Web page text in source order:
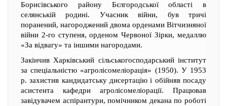
Борисівського району Бєлгородської області в
селянській родині. Учасник війни, був тричі
поранений, нагороджений двома орденами Вітчизняної
війни 2-го ступеня, орденом Червоної Зірки, медаллю
«За відвагу» та іншими нагородами.
Закінчив Харківський сільськогосподарський інститут
за спеціальністю «агролісомеліорація» (1950). У 1953
р. захистив кандидатську дисертацію і обійняв посаду
асистента кафедри агролісомеліорації. Працював
завідувачем аспірантури, помічником декана по роботі